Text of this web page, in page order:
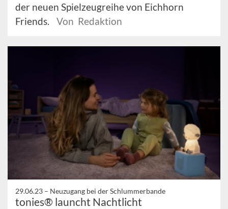
der neuen Spielzeugreihe von Eichhorn
Friends.
Von Redaktion
29.06.23 – Neuzugang bei der Schlummerbande
tonies® launcht Nachtlicht